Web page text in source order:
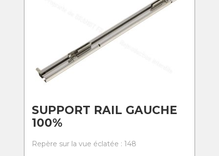
SUPPORT RAIL GAUCHE
100%
Repère sur la vue éclatée : 148